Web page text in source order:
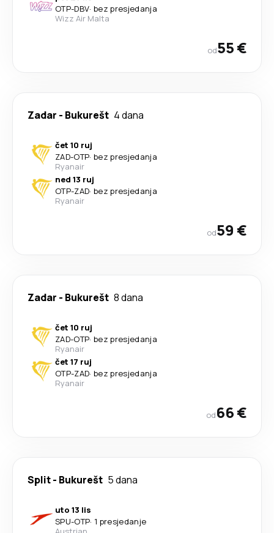
OTP-DBV· bez presjedanja
Wizz Air Malta
od55 €
Zadar - Bukurešt 4 dana
čet 10 ruj
ZAD-OTP· bez presjedanja
Ryanair
ned 13 ruj
OTP-ZAD· bez presjedanja
Ryanair
od59 €
Zadar - Bukurešt 8 dana
čet 10 ruj
ZAD-OTP· bez presjedanja
Ryanair
čet 17 ruj
OTP-ZAD· bez presjedanja
Ryanair
od66 €
Split- Bukurešt 5 dana
uto 13 lis
SPU-OTP· 1 presjedanje